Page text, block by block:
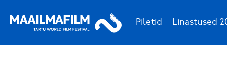
Piletid Linastused